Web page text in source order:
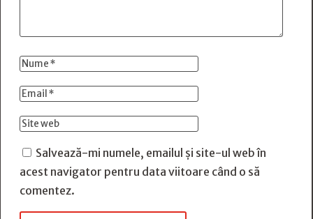
Salvează-mi numele, emailul și site-ul web în
acest navigator pentru data viitoare când o să
comentez.